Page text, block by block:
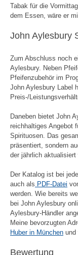
Tabak für die
dem Essen, wäre er
John Aylesbury
Zum Abschluss noch
Aylesbury. Neben
Pfeifenzubehör im
John Aylesbury Label
Preis-/
Daneben bietet John
reichhaltiges Angebot
Spirituosen. Das
präsentiert, sondern
der jährlich aktualisiert
Der Katalog ist bei
auch als PDF-Datei
werden. Wie bereits
bei John Aylesbury
Aylesbury-Händler
Meine bevorzugten
Huber in München und
Bewertung